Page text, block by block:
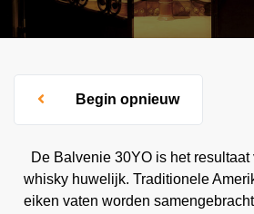
Begin opnieuw
De Balvenie 30YO is het
whisky huwelijk. Traditionele
eiken vaten worden